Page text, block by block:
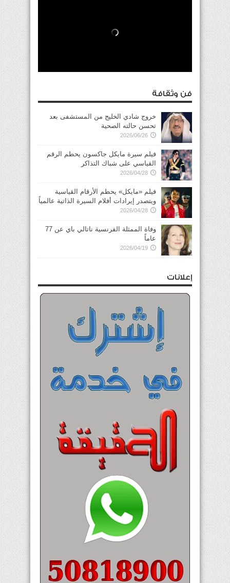
فن وثقافة
خروج شادي الخليج من المستشفى بعد
تحسن حالته الصحية
2026/06/26
فيلم سيرة مايكل جاكسون يحطم الرقم
القياسي على شباك التذاكر
2026/04/28
فيلم «مايكل» يحطم الأرقام القياسية
ويتصدر إيرادات أفلام السيرة الذاتية عالمياً
2026/04/28
وفاة الممثلة الفرنسية ناتالي باي عن 77
عاماً
2026/04/19
إعلانات